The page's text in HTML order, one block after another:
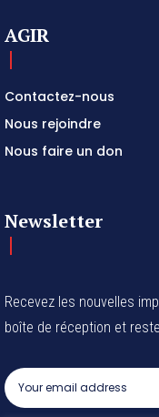
AGIR
Contactez-nous
Nous rejoindre
Nous faire un don
Newsletter
Recevez les nouvelles
boîte de réception et